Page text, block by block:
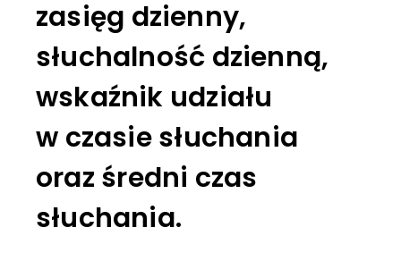
zasięg dzienny,
słuchalność dzienną,
wskaźnik udziału
w czasie słuchania
oraz średni czas
słuchania.